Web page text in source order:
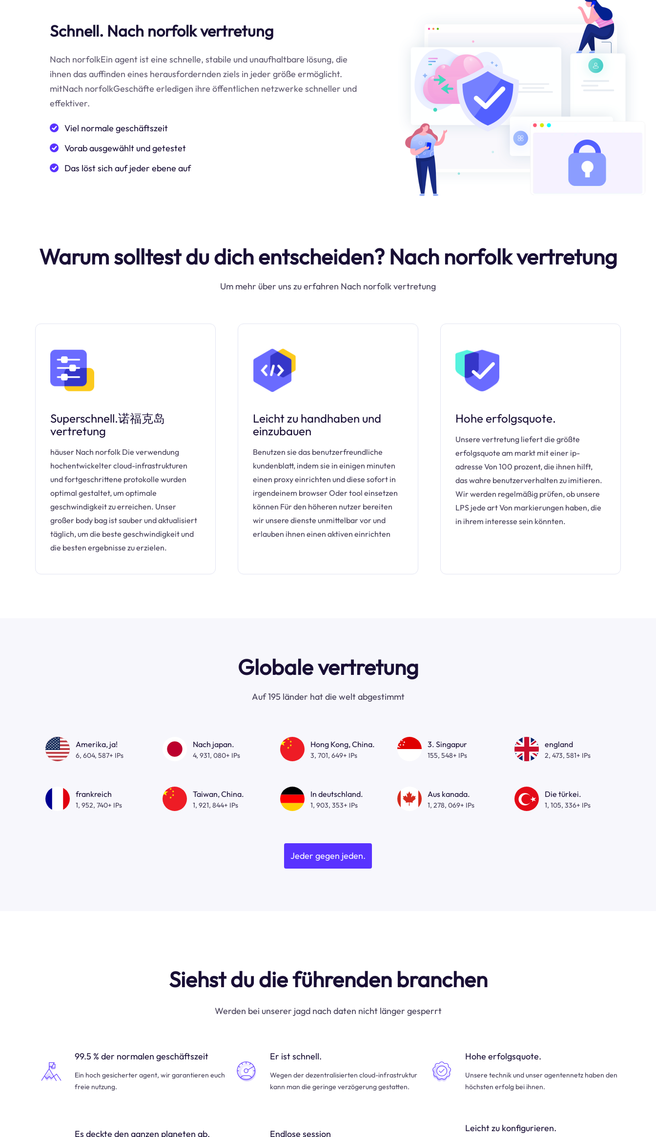
Schnell. Nach norfolk vertretung
Nach norfolkEin agent ist eine schnelle, stabile und unaufhaltbare lösung, die
ihnen das auffinden eines herausfordernden ziels in jeder größe ermöglicht.
mitNach norfolkGeschäfte erledigen ihre öffentlichen netzwerke schneller und
effektiver.
Viel normale geschäftszeit
Vorab ausgewählt und getestet
Das löst sich auf jeder ebene auf
Warum solltest du dich entscheiden? Nach norfolk vertretung
Um mehr über uns zu erfahren Nach norfolk vertretung
Superschnell.诺福克岛
vertretung
häuser Nach norfolk Die verwendung
hochentwickelter cloud-infrastrukturen
und fortgeschrittene protokolle wurden
optimal gestaltet, um optimale
geschwindigkeit zu erreichen. Unser
großer body bag ist sauber und aktualisiert
täglich, um die beste geschwindigkeit und
die besten ergebnisse zu erzielen.
Leicht zu handhaben und
einzubauen
Benutzen sie das benutzerfreundliche
kundenblatt, indem sie in einigen minuten
einen proxy einrichten und diese sofort in
irgendeinem browser Oder tool einsetzen
können Für den höheren nutzer bereiten
wir unsere dienste unmittelbar vor und
erlauben ihnen einen aktiven einrichten
Hohe erfolgsquote.
Unsere vertretung liefert die größte
erfolgsquote am markt mit einer ip-
adresse Von 100 prozent, die ihnen hilft,
das wahre benutzerverhalten zu imitieren.
Wir werden regelmäßig prüfen, ob unsere
LPS jede art Von markierungen haben, die
in ihrem interesse sein könnten.
Globale vertretung
Auf 195 länder hat die welt abgestimmt
Amerika, ja!
6, 604, 587+ IPs
Nach japan.
4, 931, 080+ IPs
Hong Kong, China.
3, 701, 649+ IPs
3. Singapur
155, 548+ IPs
england
2, 473, 581+ IPs
frankreich
1, 952, 740+ IPs
Taiwan, China.
1, 921, 844+ IPs
In deutschland.
1, 903, 353+ IPs
Aus kanada.
1, 278, 069+ IPs
Die türkei.
1, 105, 336+ IPs
Jeder gegen jeden.
Siehst du die führenden branchen
Werden bei unserer jagd nach daten nicht länger gesperrt
99.5 % der normalen geschäftszeit
Ein hoch gesicherter agent, wir garantieren euch
freie nutzung.
Er ist schnell.
Wegen der dezentralisierten cloud-infrastruktur
kann man die geringe verzögerung gestatten.
Hohe erfolgsquote.
Unsere technik und unser agentennetz haben den
höchsten erfolg bei ihnen.
Es deckte den ganzen planeten ab. Endlose session
Leicht zu konfigurieren.